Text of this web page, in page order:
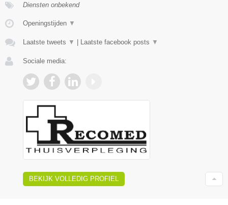
Diensten onbekend
Openingstijden ▼
Laatste tweets ▼ | Laatste facebook posts ▼
Sociale media:
BEKIJK VOLLEDIG PROFIEL